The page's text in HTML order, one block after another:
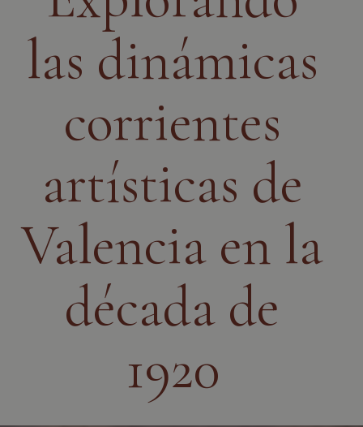
las dinámicas
corrientes
artísticas de
Valencia en la
década de
1920